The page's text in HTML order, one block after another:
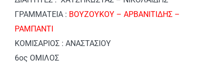
ΓΡΑΜΜΑΤΕΙΑ : ΒΟΥΖΟΥΚΟΥ – ΑΡΒΑΝΙΤΙΔΗΣ –
ΡΑΜΠΑΝΤΙ
ΚΟΜΙΣΑΡΙΟΣ : ΑΝΑΣΤΑΣΙΟΥ
6ος ΟΜΙΛΟΣ